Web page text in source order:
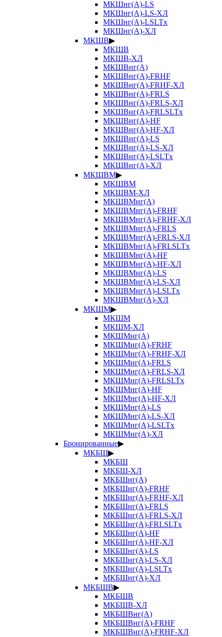
МКШнг(А)-LS
МКШнг(А)-LS-ХЛ
МКШнг(А)-LSLTx
МКШнг(А)-ХЛ
МКШВ▶
МКШВ
МКШВ-ХЛ
МКШВнг(А)
МКШВнг(А)-FRHF
МКШВнг(А)-FRHF-ХЛ
МКШВнг(А)-FRLS
МКШВнг(А)-FRLS-ХЛ
МКШВнг(А)-FRLSLTx
МКШВнг(А)-HF
МКШВнг(А)-HF-ХЛ
МКШВнг(А)-LS
МКШВнг(А)-LS-ХЛ
МКШВнг(А)-LSLTx
МКШВнг(А)-ХЛ
МКШВМ▶
МКШВМ
МКШВМ-ХЛ
МКШВМнг(А)
МКШВМнг(А)-FRHF
МКШВМнг(А)-FRHF-ХЛ
МКШВМнг(А)-FRLS
МКШВМнг(А)-FRLS-ХЛ
МКШВМнг(А)-FRLSLTx
МКШВМнг(А)-HF
МКШВМнг(А)-HF-ХЛ
МКШВМнг(А)-LS
МКШВМнг(А)-LS-ХЛ
МКШВМнг(А)-LSLTx
МКШВМнг(А)-ХЛ
МКШМ▶
МКШМ
МКШМ-ХЛ
МКШМнг(А)
МКШМнг(А)-FRHF
МКШМнг(А)-FRHF-ХЛ
МКШМнг(А)-FRLS
МКШМнг(А)-FRLS-ХЛ
МКШМнг(А)-FRLSLTx
МКШМнг(А)-HF
МКШМнг(А)-HF-ХЛ
МКШМнг(А)-LS
МКШМнг(А)-LS-ХЛ
МКШМнг(А)-LSLTx
МКШМнг(А)-ХЛ
Бронированные▶
МКБШ▶
МКБШ
МКБШ-ХЛ
МКБШнг(А)
МКБШнг(А)-FRHF
МКБШнг(А)-FRHF-ХЛ
МКБШнг(А)-FRLS
МКБШнг(А)-FRLS-ХЛ
МКБШнг(А)-FRLSLTx
МКБШнг(А)-HF
МКБШнг(А)-HF-ХЛ
МКБШнг(А)-LS
МКБШнг(А)-LS-ХЛ
МКБШнг(А)-LSLTx
МКБШнг(А)-ХЛ
МКБШВ▶
МКБШВ
МКБШВ-ХЛ
МКБШВнг(А)
МКБШВнг(А)-FRHF
МКБШВнг(А)-FRHF-ХЛ